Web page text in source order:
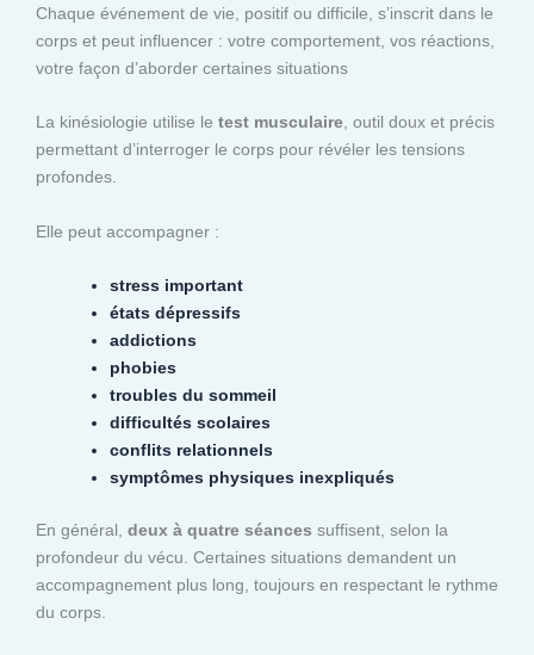
Chaque événement de vie, positif ou difficile, s’inscrit dans le
corps et peut influencer : votre comportement, vos réactions,
votre façon d’aborder certaines situations
La kinésiologie utilise le test musculaire, outil doux et précis
permettant d’interroger le corps pour révéler les tensions
profondes.
Elle peut accompagner :
stress important
états dépressifs
addictions
phobies
troubles du sommeil
difficultés scolaires
conflits relationnels
symptômes physiques inexpliqués
En général, deux à quatre séances suffisent, selon la
profondeur du vécu. Certaines situations demandent un
accompagnement plus long, toujours en respectant le rythme
du corps.